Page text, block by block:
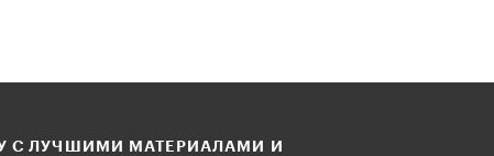
С ЛУЧШИМИ МАТЕРИАЛАМИ И